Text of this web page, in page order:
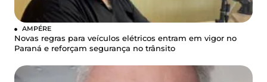
AMPÉRE
Novas regras para veículos elétricos entram em vigor no
Paraná e reforçam segurança no trânsito